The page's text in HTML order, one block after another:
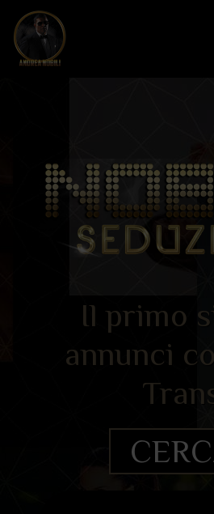
Il primo
annunci